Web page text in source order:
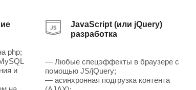
php;
и
JavaScript (или jQuery)
разработка
— Любые спецэффекты в браузере с
помощью JS/jQuery;
— асинхронная подгрузка контента